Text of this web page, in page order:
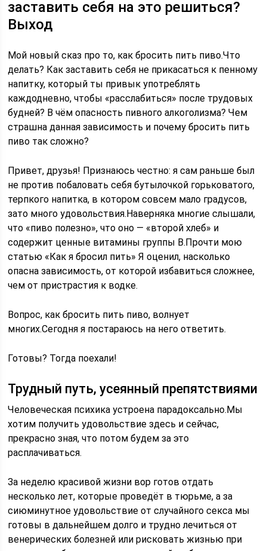
заставить себя на это решиться?
Выход
Мой новый сказ про то, как бросить пить пиво.Что
делать? Как заставить себя не прикасаться к пенному
напитку, который ты привык употреблять
каждодневно, чтобы «расслабиться» после трудовых
будней? В чём опасность пивного алкоголизма? Чем
страшна данная зависимость и почему бросить пить
пиво так сложно?
Привет, друзья! Признаюсь честно: я сам раньше был
не против побаловать себя бутылочкой горьковатого,
терпкого напитка, в котором совсем мало градусов,
зато много удовольствия.Наверняка многие слышали,
что «пиво полезно», что оно — «второй хлеб» и
содержит ценные витамины группы В.Прочти мою
статью «Как я бросил пить» Я оценил, насколько
опасна зависимость, от которой избавиться сложнее,
чем от пристрастия к водке.
Вопрос, как бросить пить пиво, волнует
многих.Сегодня я постараюсь на него ответить.
Готовы? Тогда поехали!
Трудный путь, усеянный препятствиями
Человеческая психика устроена парадоксально.Мы
хотим получить удовольствие здесь и сейчас,
прекрасно зная, что потом будем за это
расплачиваться.
За неделю красивой жизни вор готов отдать
несколько лет, которые проведёт в тюрьме, а за
сиюминутное удовольствие от случайного секса мы
готовы в дальнейшем долго и трудно лечиться от
венерических болезней или рисковать жизнью при